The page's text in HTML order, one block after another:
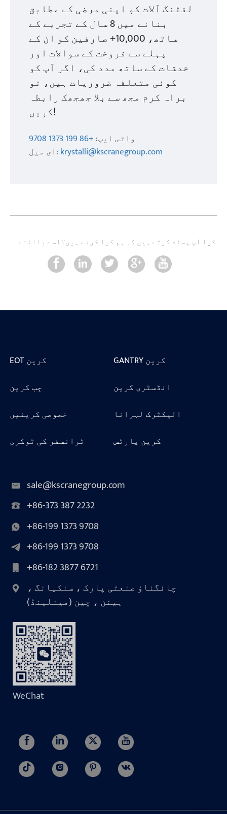
لفٹنگ آلات کو اپنی مرضی کے مطابق
بنانے میں 8 سال کے تجربے کے
ساتھ، 10,000+ صارفین کو ان کے
پہلے سے فروخت کے سوالات اور
خدشات کے ساتھ مدد کی، اگر آپ کو
کوئی متعلقہ ضروریات ہیں، تو
براہ کرم مجھ سے بلا جھجھک رابطہ
کریں!
واٹس ایپ: +86 199 1373 9708
ای میل: krystalli@kscranegroup.com
کیا آپ پسند کرتے ہیں کہ ہم کیا کرتے ہیں؟ اسے بانٹئے
EOT کرین
GANTRY کرین
جِب کرین
انڈسٹری کرین
خصوصی کرینیں
الیکٹرک لہرانا
ٹرانسفر کی ٹوکری
کرین پارٹس
sale@kscranegroup.com
+86-373 387 2232
+86-199 1373 9708
+86-199 1373 9708
+86-182 3877 6721
چانگناؤ صنعتی پارک ، سنکیانگ ،
ہینن ، چین (مینلینڈ)
WeChat